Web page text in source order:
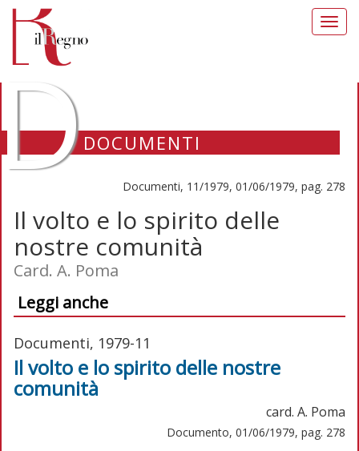
DOCUMENTI
Documenti, 11/1979, 01/06/1979, pag. 278
Il volto e lo spirito delle
nostre comunità
Card. A. Poma
Leggi anche
Documenti, 1979-11
Il volto e lo spirito delle nostre
comunità
card. A. Poma
Documento, 01/06/1979, pag. 278